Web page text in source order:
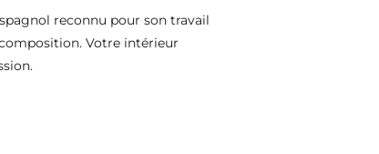
reconnu pour son travail
Votre intérieur